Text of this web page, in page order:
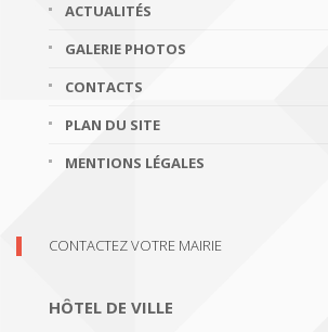
ACTUALITÉS
GALERIE PHOTOS
CONTACTS
PLAN DU SITE
MENTIONS LÉGALES
CONTACTEZ VOTRE MAIRIE
HÔTEL DE VILLE